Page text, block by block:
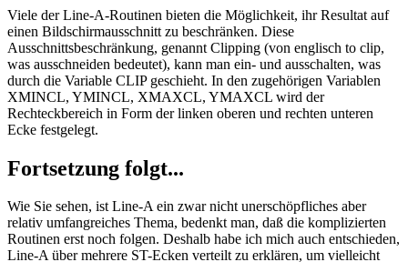
Viele der Line-A-Routinen bieten die Möglichkeit, ihr Resultat auf
einen Bildschirmausschnitt zu beschränken. Diese
Ausschnittsbeschränkung, genannt Clipping (von englisch to clip,
was ausschneiden bedeutet), kann man ein- und ausschalten, was
durch die Variable CLIP geschieht. In den zugehörigen Variablen
XMINCL, YMINCL, XMAXCL, YMAXCL wird der
Rechteckbereich in Form der linken oberen und rechten unteren
Ecke festgelegt.
Fortsetzung folgt...
Wie Sie sehen, ist Line-A ein zwar nicht unerschöpfliches aber
relativ umfangreiches Thema, bedenkt man, daß die komplizierten
Routinen erst noch folgen. Deshalb habe ich mich auch entschieden,
Line-A über mehrere ST-Ecken verteilt zu erklären, um vielleicht